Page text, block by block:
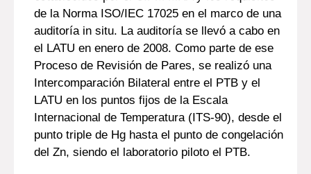
de la Norma ISO/IEC 17025 en el marco de una
auditoría in situ. La auditoría se llevó a cabo en
el LATU en enero de 2008. Como parte de ese
Proceso de Revisión de Pares, se realizó una
Intercomparación Bilateral entre el PTB y el
LATU en los puntos fijos de la Escala
Internacional de Temperatura (ITS-90), desde el
punto triple de Hg hasta el punto de congelación
del Zn, siendo el laboratorio piloto el PTB.